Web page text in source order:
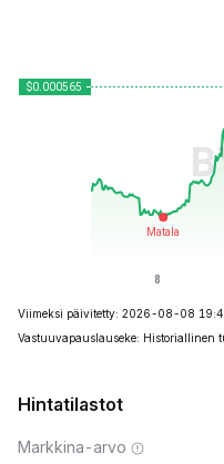
Viimeksi päivitetty: 2026-08-08
Vastuuvapauslauseke: Historiallinen
Hintatilastot
Markkina-arvo